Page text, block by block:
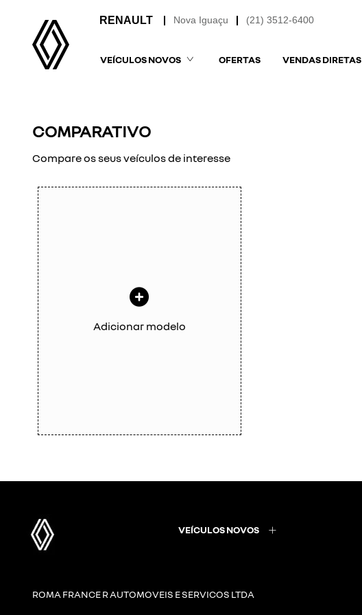
(21) 3512-6400
Nova Iguaçu
VEÍCULOS NOVOS OFERTAS VENDAS DIRETAS
COMPARATIVO
Compare os seus veículos de interesse
Adicionar modelo
VEÍCULOS NOVOS
ROMA FRANCE R AUTOMOVEIS E SERVICOS LTDA